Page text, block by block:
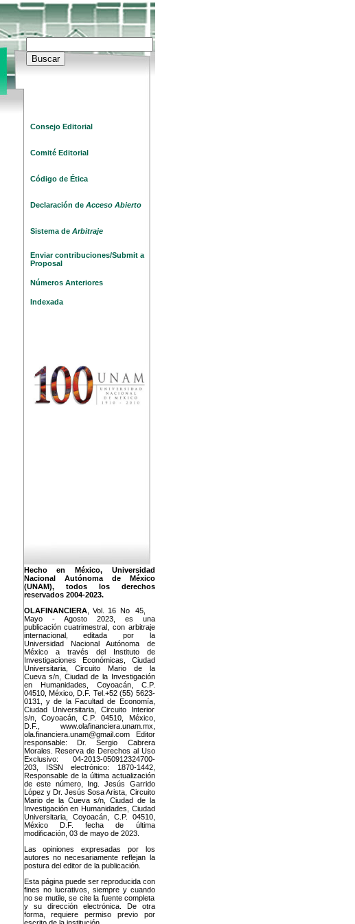
Consejo Editorial
Comité Editorial
Código de Ética
Declaración de Acceso Abierto
Sistema de Arbitraje
Enviar contribuciones/Submit a
Proposal
Números Anteriores
Indexada
Hecho en México, Universidad
Nacional Autónoma de México
(UNAM), todos los derechos
reservados 2004-2023.
OLAFINANCIERA, Vol. 16 No. 45,
Mayo - Agosto 2023, es una
publicación cuatrimestral, con arbitraje
internacional, editada por la
Universidad Nacional Autónoma de
México a través del Instituto de
Investigaciones Económicas, Ciudad
Universitaria, Circuito Mario de la
Cueva s/n, Ciudad de la Investigación
en Humanidades, Coyoacán, C.P.
04510, México, D.F. Tel.+52 (55) 5623-
0131, y de la Facultad de Economía,
Ciudad Universitaria, Circuito Interior
s/n, Coyoacán, C.P. 04510, México,
D.F., www.olafinanciera.unam.mx,
ola.financiera.unam@gmail.com Editor
responsable: Dr. Sergio Cabrera
Morales. Reserva de Derechos al Uso
Exclusivo: 04-2013-050912324700-
203, ISSN electrónico: 1870-1442,
Responsable de la última actualización
de este número, Ing. Jesús Garrido
López y Dr. Jesús Sosa Arista, Circuito
Mario de la Cueva s/n, Ciudad de la
Investigación en Humanidades, Ciudad
Universitaria, Coyoacán, C.P. 04510,
México D.F. fecha de última
modificación, 03 de mayo de 2023.
Las opiniones expresadas por los
autores no necesariamente reflejan la
postura del editor de la publicación.
Esta página puede ser reproducida con
fines no lucrativos, siempre y cuando
no se mutile, se cite la fuente completa
y su dirección electrónica. De otra
forma, requiere permiso previo por